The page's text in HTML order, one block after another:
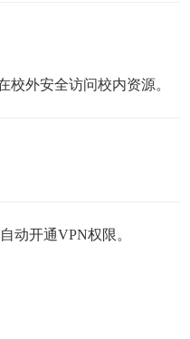
校外安全访问校内资源。
动开通VPN权限。